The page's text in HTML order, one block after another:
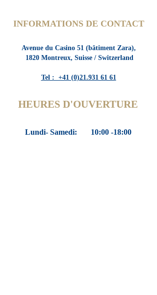
INFORMATIONS DE CONTACT
Avenue du Casino 51(bâtiment Zara),
1820 Montreux, Suisse / Switzerland
Tel : +41 (0)21.931 61 61
HEURES D'OUVERTURE
Lundi- Samedi: 10:00 -18:00